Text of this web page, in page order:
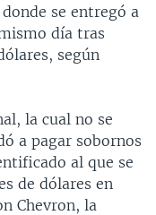
se entregó a
día tras
según
la cual no se
a pagar sobornos
al que se
de dólares en
Chevron, la